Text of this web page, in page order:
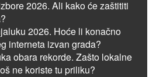
2026. Ali kako će zaštititi
2026. Hoće li konačno
interneta izvan grada?
obara rekorde. Zašto lokalne
ne koriste tu priliku?